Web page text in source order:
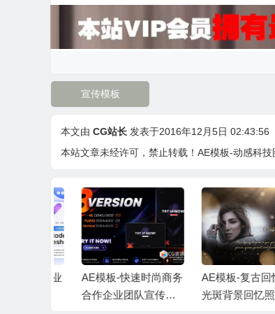
宣传模板
本文由 CG站长 发表于2016年12月5日 02:43:56
本站文章未经许可，禁止转载！ AE模板-动感科
AE模板-快速时尚商务
合作企业团队宣传片
AE模板-复古回忆梦
光斑背景回忆照片相